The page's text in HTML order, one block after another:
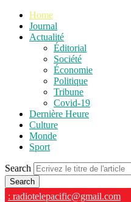
Home
Journal
Actualité
Éditorial
Société
Économie
Politique
Tribune
Covid-19
Dernière Heure
Culture
Monde
Sport
Search
: radiotelepacific@gmail.com